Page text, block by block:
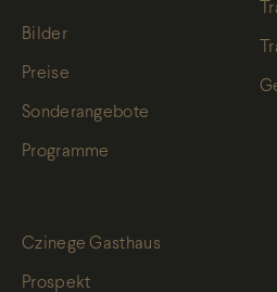
Bilder
Preise
Sonderangebote
Programme
Czinege Gasthaus
Prospekt